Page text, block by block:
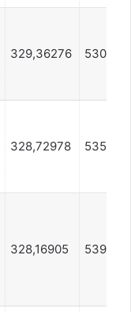
329,36276 530743
328,72978 535993
328,16905 539744